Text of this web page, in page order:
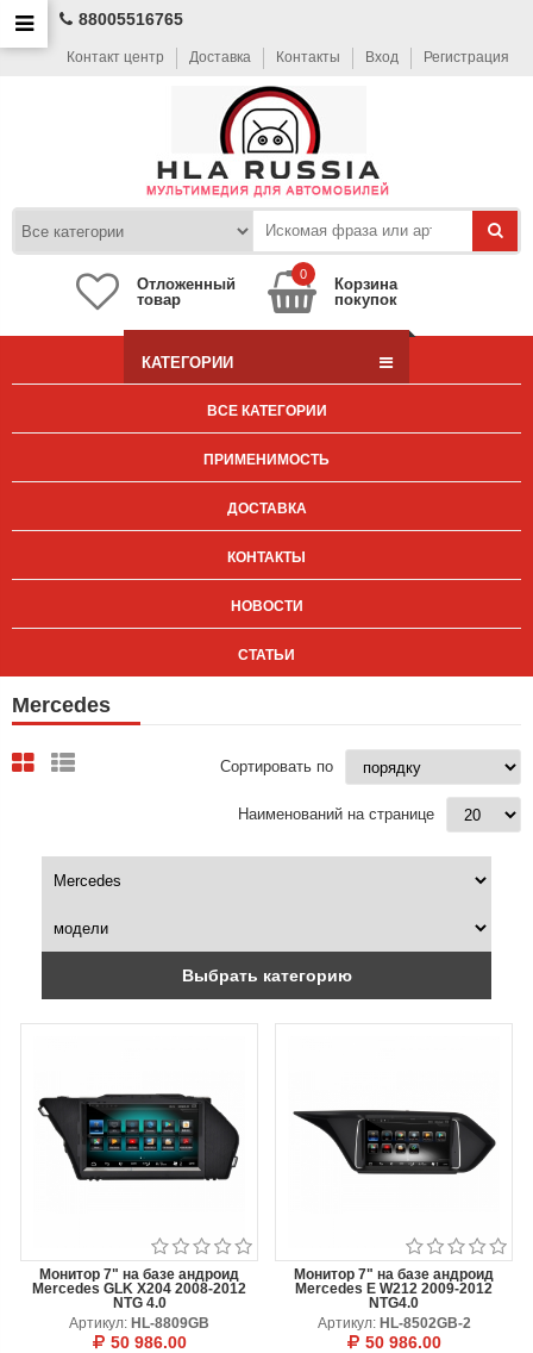
88005516765
Контакт центр Доставка Контакты Вход Регистрация
Отложенный
товар
0
Корзина
покупок
КАТЕГОРИИ
ВСЕ КАТЕГОРИИ
ПРИМЕНИМОСТЬ
ДОСТАВКА
КОНТАКТЫ
НОВОСТИ
СТАТЬИ
Mercedes
Сортировать по
Наименований на странице
Выбрать категорию
Монитор 7" на базе андроид
Mercedes GLK X204 2008-2012
NTG 4.0
Артикул: HL-8809GB
50 986.00
Монитор 7" на базе андроид
Mercedes E W212 2009-2012
NTG4.0
Артикул: HL-8502GB-2
50 986.00